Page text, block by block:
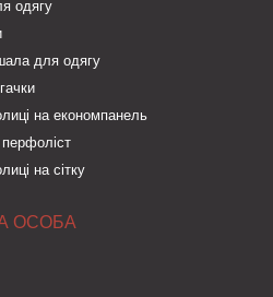
одягу
для одягу
на економпанель
на сітку